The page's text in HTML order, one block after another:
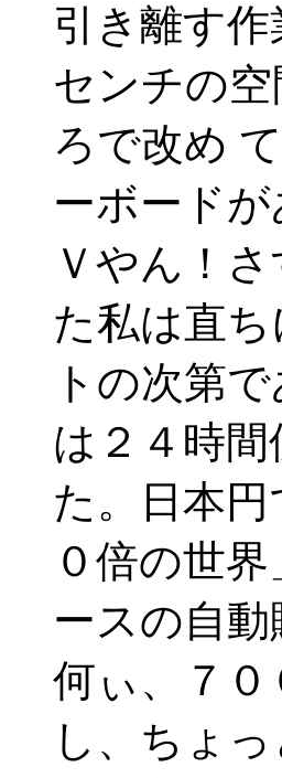
引き離す
センチの
ろで改め
ーボード
Ｖやん！
た私は直
トの次第
は２４時
た。日本
０倍の世
ースの自
何ぃ、７
し、ちょ